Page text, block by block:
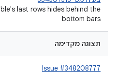
last rows hides behind the
bottom bars
תצוגה מקדימה
Issue #348208777